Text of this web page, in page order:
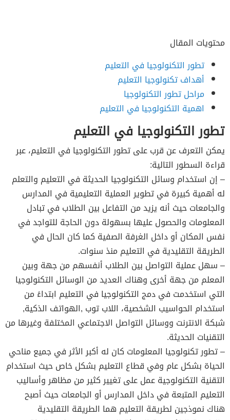
محتويات المقال
تطور التكنولوجيا في التعليم
أهداف تكنولوجيا التعليم
مراحل تطور التكنولوجيا
اهمية التكنولوجيا في التعليم
تطور التكنولوجيا في التعليم
يمكن التعرف عن قرب على تطور التكنولوجيا في التعليم، عبر
قراءة السطور التالية:
– إن استخدام وسائل التكنولوجيا الحديثة في التعليم والتعلم
له أهمية كبيرة في تطوير العملية التعليمية في المدارس
والجامعات حيث أنه يزيد من التفاعل بين الطلاب في تبادل
المعلومات والحصول عليها بسهولة دون الحاجة للتواجد في
نفس المكان أو داخل الغرفة الصفية كما كان الحال في
الطريقة التقليدية في التعليم منذ سنوات.
– سهل عملية التواصل بين الطلاب أنفسهم من جهة وبين
المعلم من جهة أخرى وهناك العديد من الوسائل التكنولوجيا
التي استخدمت في دمج التكنولوجيا في التعليم ابتداءً من
استخدام الحواسيب الشخصية، اللاب توب ,الهواتف الذكية,
شبكة الانترنت ووسائل التواصل الاجتماعي المختلفة وغيرها من
التقنيات الحديثة.
– تطور تكنولوجيا المعلومات كان له أكبر الأثر في جميع مناحي
الحياة بشكل عام وفي قطاع التعليم بشكل خاص حيث استخدام
التقنية التكنولوجية عمل على تغيير كثير من مظاهر وأساليب
التعليم المتبعة في داخل المدارس أو الجامعات حيث أصبح
هناك نموذجين لطريقة التعليم هما الطريقة التقليدية